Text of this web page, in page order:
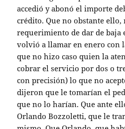
accedió y abonó el importe
crédito. Que no obstante ello,
requerimiento de dar de baja
volvió a llamar en enero con
que no hizo caso quien la
cobrar el servicio por dos o
con precisión) lo que no
dijeron que le tomarían el
que no lo harían. Que ante
Orlando Bozzoletti, que le